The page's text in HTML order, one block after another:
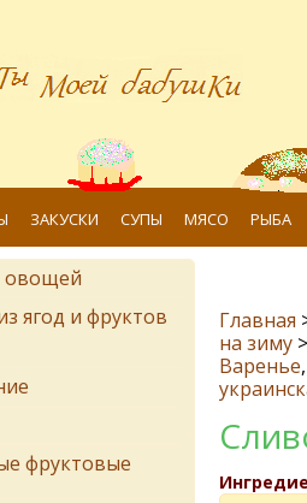
ЗАКУСКИ СУПЫ МЯСО РЫБА
Главная
на зиму>
Варенье,
овощей
ягод и фруктов
фруктовые